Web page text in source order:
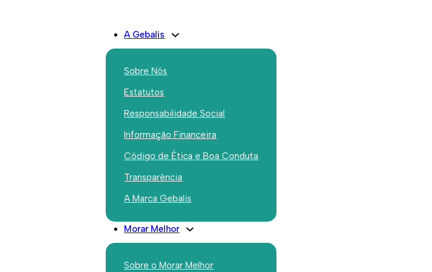
A Gebalis
Sobre Nós
Estatutos
Responsabilidade Social
Informação Financeira
Código de Ética e Boa Conduta
Transparência
A Marca Gebalis
Morar Melhor
Sobre o Morar Melhor
Tomada de posse do novo
executivo municipal 2021-